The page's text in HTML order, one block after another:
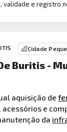
validade e registro
Cidade
Buritis -
aquisição de
e
da